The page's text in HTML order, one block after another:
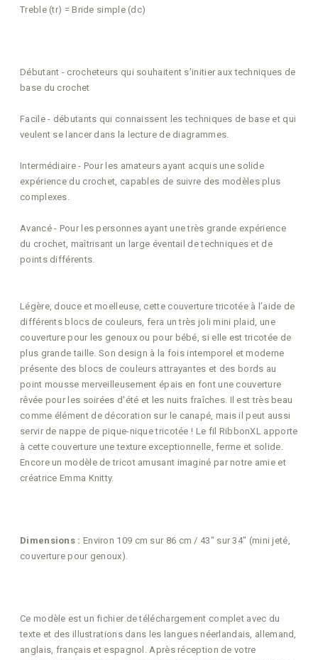
Treble (tr) = Bride simple (dc)
Débutant - crocheteurs qui souhaitent s’initier aux techniques de
base du crochet
Facile - débutants qui connaissent les techniques de base et qui
veulent se lancer dans la lecture de diagrammes.
Intermédiaire - Pour les amateurs ayant acquis une solide
expérience du crochet, capables de suivre des modèles plus
complexes.
Avancé - Pour les personnes ayant une très grande expérience
du crochet, maîtrisant un large éventail de techniques et de
points différents.
Légère, douce et moelleuse, cette couverture tricotée à l’aide de
différents blocs de couleurs, fera un très joli mini plaid, une
couverture pour les genoux ou pour bébé, si elle est tricotée de
plus grande taille. Son design à la fois intemporel et moderne
présente des blocs de couleurs attrayantes et des bords au
point mousse merveilleusement épais en font une couverture
rêvée pour les soirées d'été et les nuits fraîches. Il est très beau
comme élément de décoration sur le canapé, mais il peut aussi
servir de nappe de pique-nique tricotée ! Le fil RibbonXL apporte
à cette couverture une texture exceptionnelle, ferme et solide.
Encore un modèle de tricot amusant imaginé par notre amie et
créatrice Emma Knitty.
Dimensions : Environ 109 cm sur 86 cm / 43" sur 34" (mini jeté,
couverture pour genoux).
Ce modèle est un fichier de téléchargement complet avec du
texte et des illustrations dans les langues néerlandais, allemand,
anglais, français et espagnol. Après réception de votre